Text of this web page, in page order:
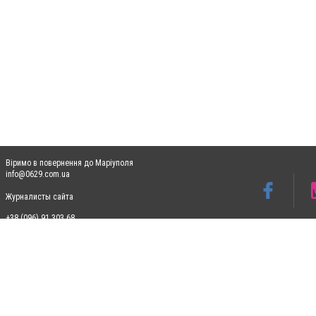
Віримо в повернення до Маріуполя
info@0629.com.ua
Журналисты сайта
+38 (096) 91 303 68